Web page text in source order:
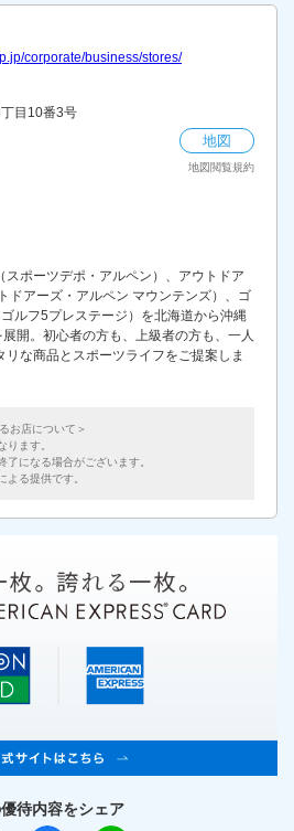
corporate/business/stores/
目10番3号
地図
地図閲覧規約
スポーツデポ・アルペン）、アウトドア
ドアーズ・アルペン マウンテンズ）、ゴ
ルフ5プレステージ）を北海道から沖縄
開。初心者の方も、上級者の方も、一人
な商品とスポーツライフをご提案しま
お店について＞
ります。
になる場合がございます。
よる提供です。
待内容をシェア